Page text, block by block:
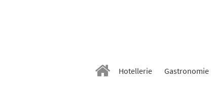
Hotellerie Gastronomie